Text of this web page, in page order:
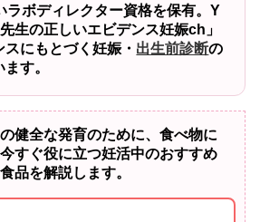
ラボディレクター資格を保有。Y
生の正しいエビデンス妊娠ch」
にもとづく妊娠・ 出生前診断の
す。
健全な発育のために、食べ物に
すぐ役に立つ妊活中のおすすめ
品を解説します。